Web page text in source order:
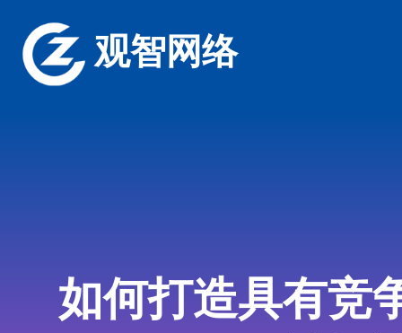
观智网络
如何打造具有竞